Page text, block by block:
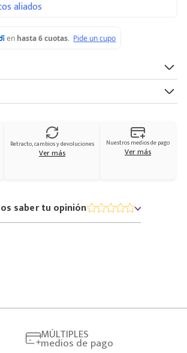
aliados
Retracto, cambios y devoluciones
Ver más
Nuestros medios de pago
Ver más
saber tu opinión
MÚLTIPLES
medios de pago